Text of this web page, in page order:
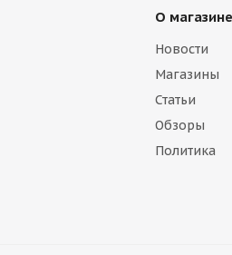
О магазине
Новости
Магазины
Статьи
Обзоры
Политика